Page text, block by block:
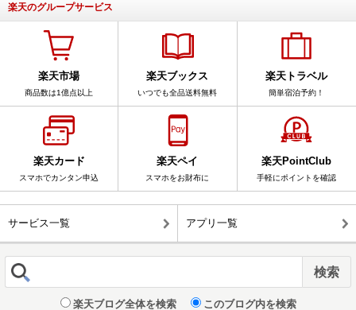
楽天のグループサービス
楽天市場
商品数は1億点以上
楽天ブックス
いつでも全品送料無料
楽天トラベル
簡単宿泊予約！
楽天カード
スマホでカンタン申込
楽天ペイ
スマホをお財布に
楽天PointClub
手軽にポイントを確認
サービス一覧 アプリ一覧
楽天ブログ全体を検索 このブログ内を検索